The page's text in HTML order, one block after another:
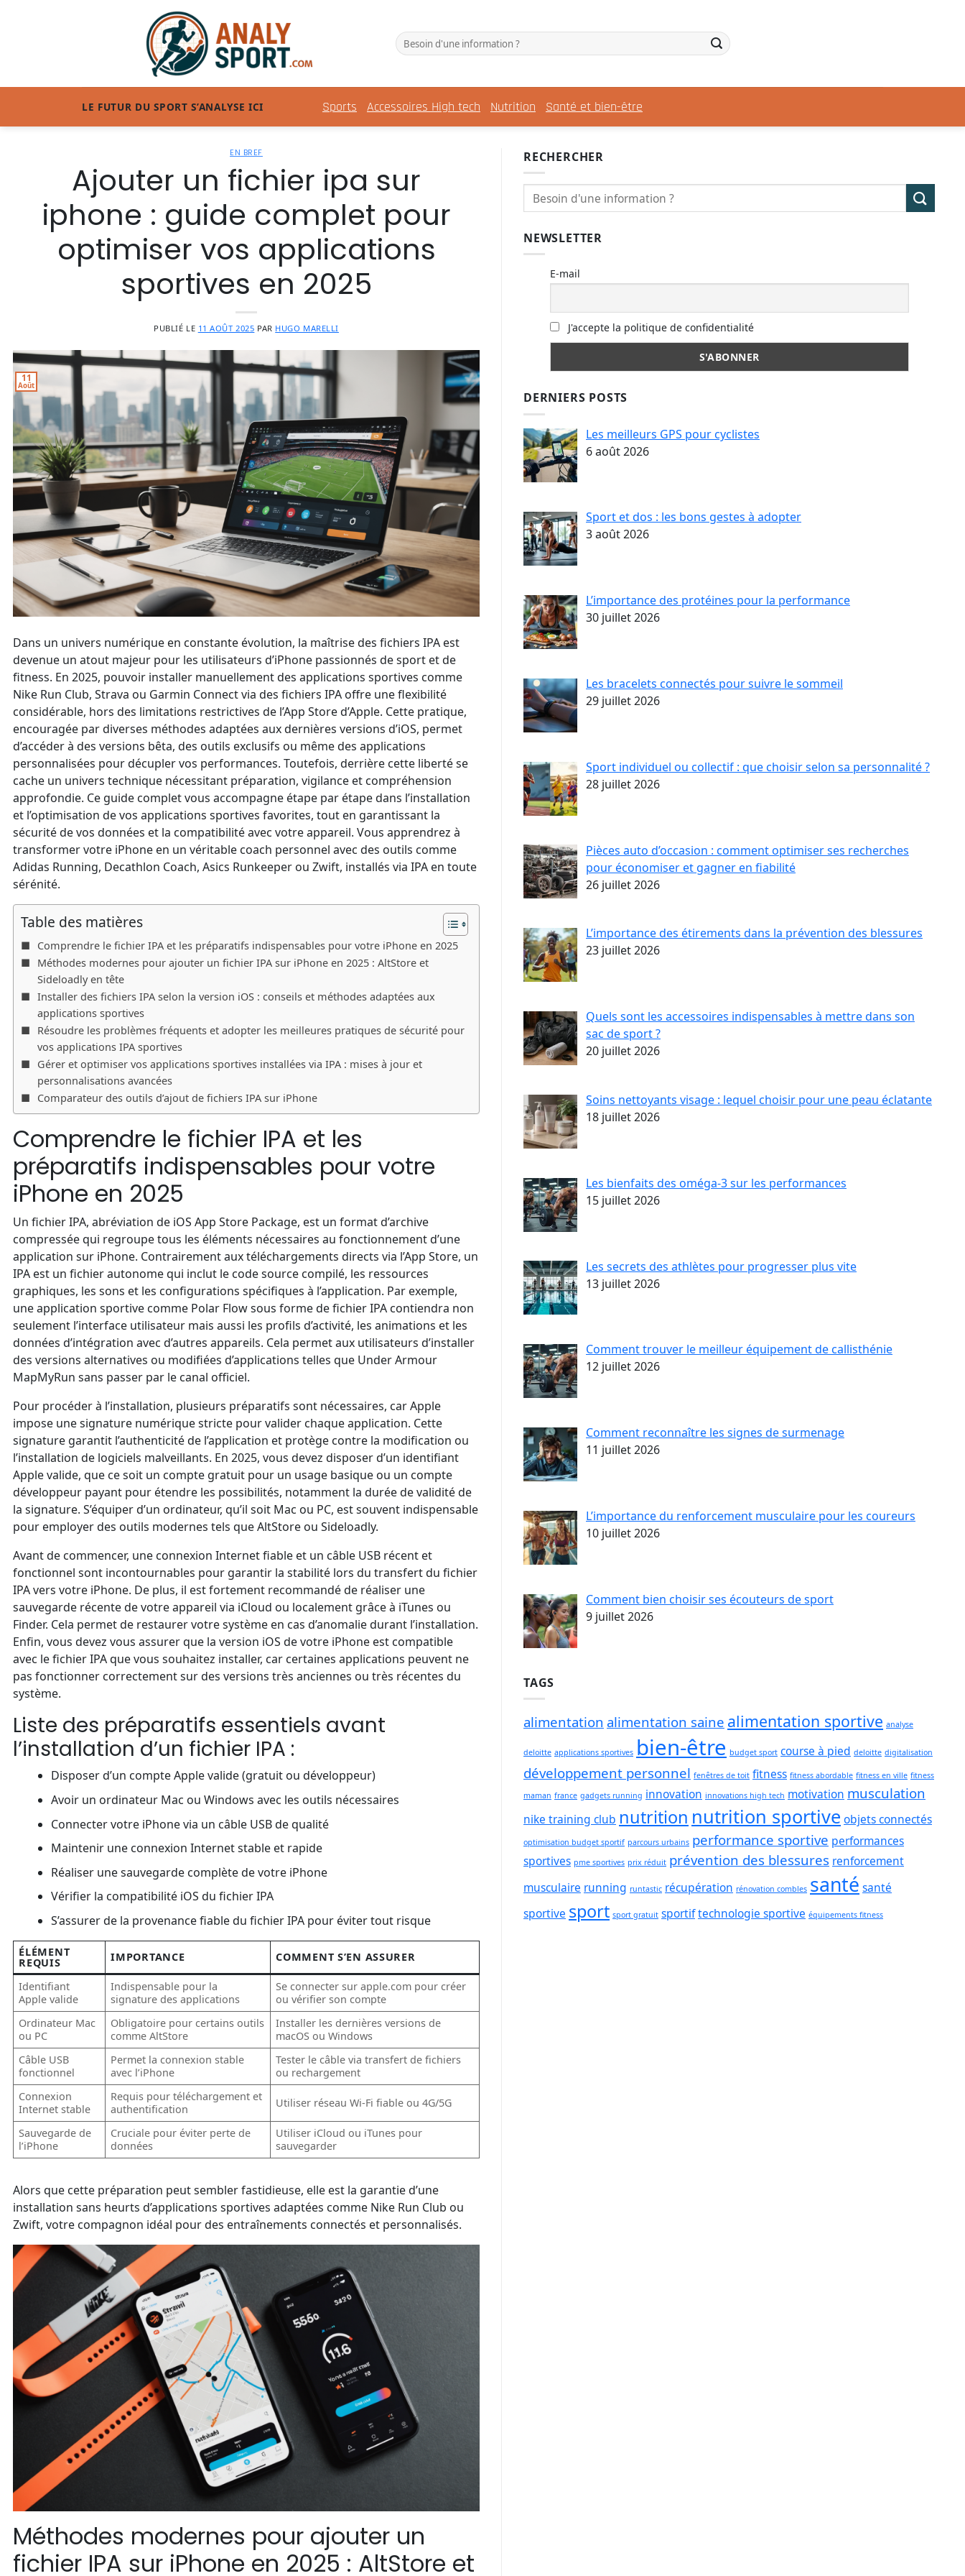
LE FUTUR DU SPORT S’ANALYSE ICI Sports Accessoires High tech Nutrition Santé et bien-être
EN BREF
Ajouter un fichier ipa sur
iphone : guide complet pour
optimiser vos applications
sportives en 2025
PUBLIÉ LE 11 AOÛT 2025 PAR HUGO MARELLI
11
Août
Dans un univers numérique en constante évolution, la maîtrise des fichiers IPA est
devenue un atout majeur pour les utilisateurs d’iPhone passionnés de sport et de
fitness. En 2025, pouvoir installer manuellement des applications sportives comme
Nike Run Club, Strava ou Garmin Connect via des fichiers IPA offre une flexibilité
considérable, hors des limitations restrictives de l’App Store d’Apple. Cette pratique,
encouragée par diverses méthodes adaptées aux dernières versions d’iOS, permet
d’accéder à des versions bêta, des outils exclusifs ou même des applications
personnalisées pour décupler vos performances. Toutefois, derrière cette liberté se
cache un univers technique nécessitant préparation, vigilance et compréhension
approfondie. Ce guide complet vous accompagne étape par étape dans l’installation
et l’optimisation de vos applications sportives favorites, tout en garantissant la
sécurité de vos données et la compatibilité avec votre appareil. Vous apprendrez à
transformer votre iPhone en un véritable coach personnel avec des outils comme
Adidas Running, Decathlon Coach, Asics Runkeeper ou Zwift, installés via IPA en toute
sérénité.
Table des matières
Comprendre le fichier IPA et les préparatifs indispensables pour votre iPhone en 2025
Méthodes modernes pour ajouter un fichier IPA sur iPhone en 2025 : AltStore et
Sideloadly en tête
Installer des fichiers IPA selon la version iOS : conseils et méthodes adaptées aux
applications sportives
Résoudre les problèmes fréquents et adopter les meilleures pratiques de sécurité pour
vos applications IPA sportives
Gérer et optimiser vos applications sportives installées via IPA : mises à jour et
personnalisations avancées
Comparateur des outils d’ajout de fichiers IPA sur iPhone
Comprendre le fichier IPA et les
préparatifs indispensables pour votre
iPhone en 2025
Un fichier IPA, abréviation de iOS App Store Package, est un format d’archive
compressée qui regroupe tous les éléments nécessaires au fonctionnement d’une
application sur iPhone. Contrairement aux téléchargements directs via l’App Store, un
IPA est un fichier autonome qui inclut le code source compilé, les ressources
graphiques, les sons et les configurations spécifiques à l’application. Par exemple,
une application sportive comme Polar Flow sous forme de fichier IPA contiendra non
seulement l’interface utilisateur mais aussi les profils d’activité, les animations et les
données d’intégration avec d’autres appareils. Cela permet aux utilisateurs d’installer
des versions alternatives ou modifiées d’applications telles que Under Armour
MapMyRun sans passer par le canal officiel.
Pour procéder à l’installation, plusieurs préparatifs sont nécessaires, car Apple
impose une signature numérique stricte pour valider chaque application. Cette
signature garantit l’authenticité de l’application et protège contre la modification ou
l’installation de logiciels malveillants. En 2025, vous devez disposer d’un identifiant
Apple valide, que ce soit un compte gratuit pour un usage basique ou un compte
développeur payant pour étendre les possibilités, notamment la durée de validité de
la signature. S’équiper d’un ordinateur, qu’il soit Mac ou PC, est souvent indispensable
pour employer des outils modernes tels que AltStore ou Sideloadly.
Avant de commencer, une connexion Internet fiable et un câble USB récent et
fonctionnel sont incontournables pour garantir la stabilité lors du transfert du fichier
IPA vers votre iPhone. De plus, il est fortement recommandé de réaliser une
sauvegarde récente de votre appareil via iCloud ou localement grâce à iTunes ou
Finder. Cela permet de restaurer votre système en cas d’anomalie durant l’installation.
Enfin, vous devez vous assurer que la version iOS de votre iPhone est compatible
avec le fichier IPA que vous souhaitez installer, car certaines applications peuvent ne
pas fonctionner correctement sur des versions très anciennes ou très récentes du
système.
Liste des préparatifs essentiels avant
l’installation d’un fichier IPA :
Disposer d’un compte Apple valide (gratuit ou développeur)
Avoir un ordinateur Mac ou Windows avec les outils nécessaires
Connecter votre iPhone via un câble USB de qualité
Maintenir une connexion Internet stable et rapide
Réaliser une sauvegarde complète de votre iPhone
Vérifier la compatibilité iOS du fichier IPA
S’assurer de la provenance fiable du fichier IPA pour éviter tout risque
ÉLÉMENT
REQUIS IMPORTANCE COMMENT S’EN ASSURER
Identifiant
Apple valide
Indispensable pour la
signature des applications
Se connecter sur apple.com pour créer
ou vérifier son compte
Ordinateur Mac
ou PC
Obligatoire pour certains outils
comme AltStore
Installer les dernières versions de
macOS ou Windows
Câble USB
fonctionnel
Permet la connexion stable
avec l’iPhone
Tester le câble via transfert de fichiers
ou rechargement
Connexion
Internet stable
Requis pour téléchargement et
authentification
Utiliser réseau Wi-Fi fiable ou 4G/5G
Sauvegarde de
l’iPhone
Cruciale pour éviter perte de
données
Utiliser iCloud ou iTunes pour
sauvegarder
Alors que cette préparation peut sembler fastidieuse, elle est la garantie d’une
installation sans heurts d’applications sportives adaptées comme Nike Run Club ou
Zwift, votre compagnon idéal pour des entraînements connectés et personnalisés.
Méthodes modernes pour ajouter un
fichier IPA sur iPhone en 2025 : AltStore et
RECHERCHER
NEWSLETTER
E-mail
J'accepte la politique de confidentialité
DERNIERS POSTS
Les meilleurs GPS pour cyclistes
6 août 2026
Sport et dos : les bons gestes à adopter
3 août 2026
L’importance des protéines pour la performance
30 juillet 2026
Les bracelets connectés pour suivre le sommeil
29 juillet 2026
Sport individuel ou collectif : que choisir selon sa personnalité ?
28 juillet 2026
Pièces auto d’occasion : comment optimiser ses recherches
pour économiser et gagner en fiabilité
26 juillet 2026
L’importance des étirements dans la prévention des blessures
23 juillet 2026
Quels sont les accessoires indispensables à mettre dans son
sac de sport ?
20 juillet 2026
Soins nettoyants visage : lequel choisir pour une peau éclatante
18 juillet 2026
Les bienfaits des oméga-3 sur les performances
15 juillet 2026
Les secrets des athlètes pour progresser plus vite
13 juillet 2026
Comment trouver le meilleur équipement de callisthénie
12 juillet 2026
Comment reconnaître les signes de surmenage
11 juillet 2026
L’importance du renforcement musculaire pour les coureurs
10 juillet 2026
Comment bien choisir ses écouteurs de sport
9 juillet 2026
TAGS
alimentation alimentation saine alimentation sportive analyse
deloitte applications sportives bien-être budget sport course à pied deloitte digitalisation
développement personnel fenêtres de toit fitness fitness abordable fitness en ville fitness
maman france gadgets running innovation innovations high tech motivation musculation
nike training club nutrition nutrition sportive objets connectés
optimisation budget sportif parcours urbains performance sportive performances
sportives pme sportives prix réduit prévention des blessures renforcement
musculaire running runtastic récupération rénovation combles santé santé
sportive sport sport gratuit sportiftechnologie sportive équipements fitness